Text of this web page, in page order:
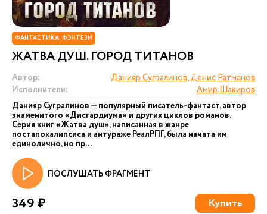
ФАНТАСТИКА. ФЭНТЕЗИ
ЖАТВА ДУШ. ГОРОД ТИТАНОВ
Автор:
Данияр Сугралинов, Денис Ратманов
Исполнители:
Амир Шакиров
Данияр Сугралинов — популярный писатель-фантаст, автор
знаменитого «Дисгардиума» и других циклов романов.
Серия книг «Жатва душ», написанная в жанре
постапокалипсиса и антураже РеалРПГ, была начата им
единолично, но пр...
ПОСЛУШАТЬ ФРАГМЕНТ
349 ₽ Купить